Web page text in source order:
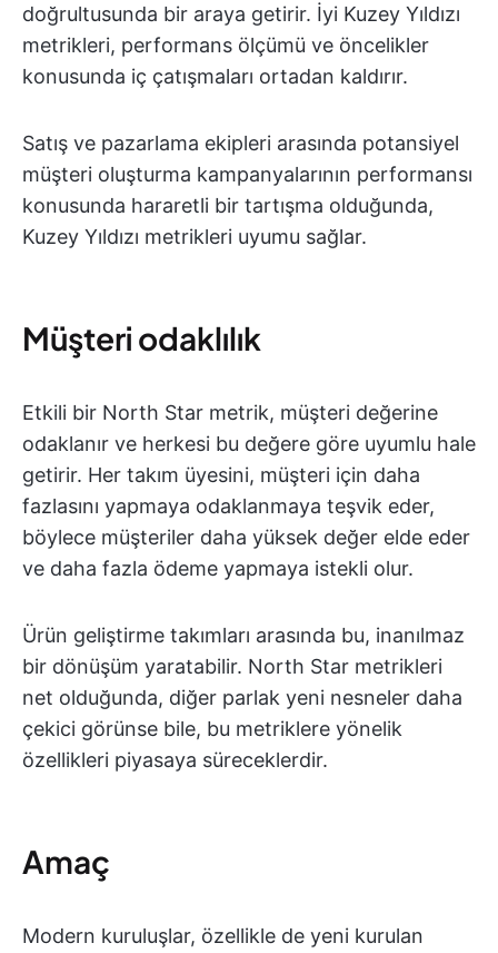
doğrultusunda bir araya getirir. İyi Kuzey Yıldızı
metrikleri, performans ölçümü ve öncelikler
konusunda iç çatışmaları ortadan kaldırır.
Satış ve pazarlama ekipleri arasında potansiyel
müşteri oluşturma kampanyalarının performansı
konusunda hararetli bir tartışma olduğunda,
Kuzey Yıldızı metrikleri uyumu sağlar.
Müşteri odaklılık
Etkili bir North Star metrik, müşteri değerine
odaklanır ve herkesi bu değere göre uyumlu hale
getirir. Her takım üyesini, müşteri için daha
fazlasını yapmaya odaklanmaya teşvik eder,
böylece müşteriler daha yüksek değer elde eder
ve daha fazla ödeme yapmaya istekli olur.
Ürün geliştirme takımları arasında bu, inanılmaz
bir dönüşüm yaratabilir. North Star metrikleri
net olduğunda, diğer parlak yeni nesneler daha
çekici görünse bile, bu metriklere yönelik
özellikleri piyasaya süreceklerdir.
Amaç
Modern kuruluşlar, özellikle de yeni kurulan